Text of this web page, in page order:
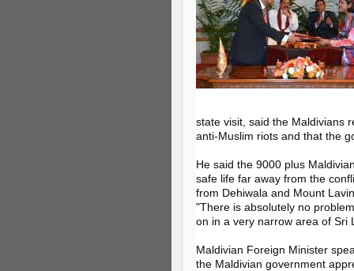
state visit, said the Maldivians
anti-Muslim riots and that the
He said the 9000 plus
safe life far away from the
from Dehiwala and Mount
"There is absolutely no
on in a very narrow area of Sri
Maldivian Foreign Minister
the Maldivian government